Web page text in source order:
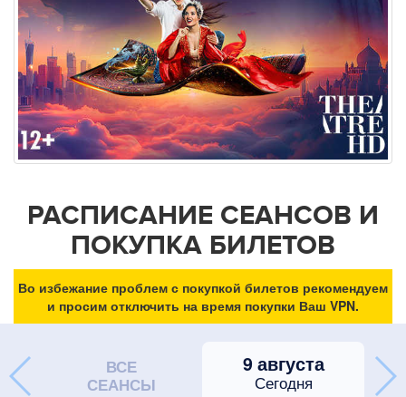
РАСПИСАНИЕ СЕАНСОВ И
ПОКУПКА БИЛЕТОВ
Во избежание проблем с покупкой билетов рекомендуем
и просим отключить на время покупки Ваш VPN.
ВСЕ
СЕАНСЫ
9 августа
Сегодня